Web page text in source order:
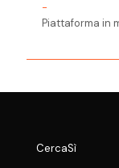
-
Piattaforma in
CercaSì